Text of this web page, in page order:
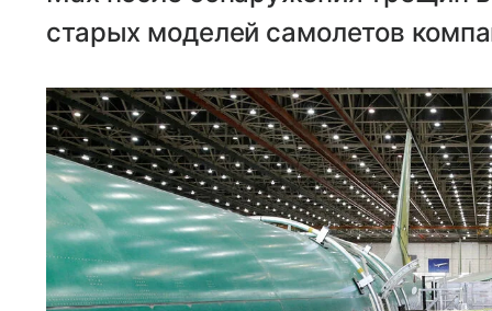
старых моделей самолетов